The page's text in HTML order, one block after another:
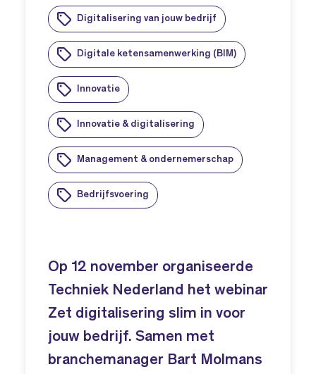
Digitalisering van jouw bedrijf
Digitale ketensamenwerking (BIM)
Innovatie
Innovatie & digitalisering
Management & ondernemerschap
Bedrijfsvoering
Op 12 november organiseerde
Techniek Nederland het webinar
Zet digitalisering slim in voor
jouw bedrijf. Samen met
branchemanager Bart Molmans